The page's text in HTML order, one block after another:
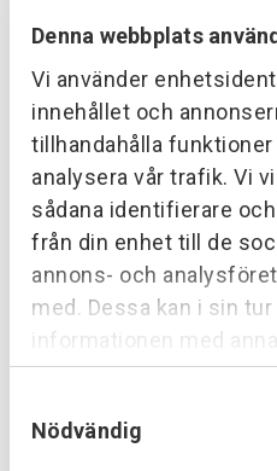
Denna webbplats
Vi använder
innehållet och
tillhandahålla
analysera vår trafik. Vi
sådana identifierare
från din enhet till de
annons- och
med. Dessa kan i sin
informationen med
har tillhandahållit eller
Nödvändig
Läs mer om Soltech
Företagsfakta
Startår:1949
Antal anställda:ca 150 st
Huvudkontor: